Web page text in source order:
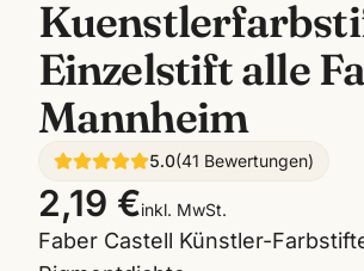
Einzelstift alle
Mannheim
5.0(41 Bewertungen)
2,19 €inkl. MwSt.
Faber Castell Künstler-